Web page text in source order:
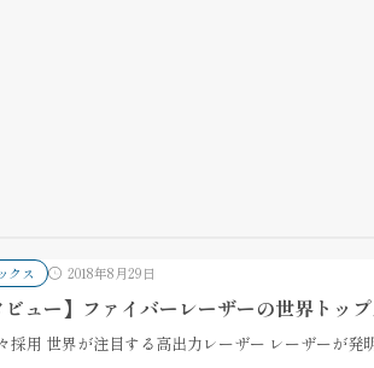
クス 2018年8月29日
ビュー】ファイバーレーザーの世界トッ
採用 世界が注目する高出力レーザー レーザーが